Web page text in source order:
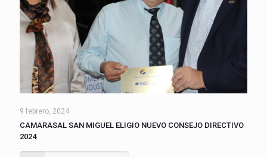
9 febrero, 2024
CAMARASAL SAN MIGUEL ELIGIO NUEVO CONSEJO DIRECTIVO
2024